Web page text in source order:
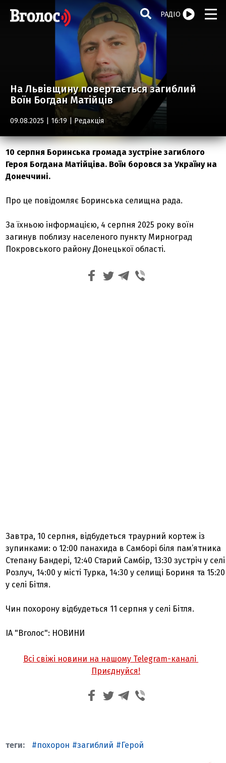
РАДІО
На Львівщину повертається загиблий
Воїн Богдан Матійців
09.08.2025 | 16:19 | Редакція
10 серпня Боринська громада зустріне загиблого
Героя Богдана Матійціва. Воїн боровся за Україну на
Донеччині.
Про це повідомляє Боринська селищна рада.
За їхньою інформацією, 4 серпня 2025 року воїн
загинув поблизу населеного пункту Мирноград
Покровського району Донецької області.
Завтра, 10 серпня, відбудеться траурний кортеж із
зупинками: о 12:00 панахида в Самборі біля пам’ятника
Степану Бандері, 12:40 Старий Самбір, 13:30 зустріч у селі
Розлуч, 14:00 у місті Турка, 14:30 у селищі Бориня та 15:20
у селі Бітля.
Чин похорону відбудеться 11 серпня у селі Бітля.
ІА "Вголос": НОВИНИ
Всі свіжі новини на нашому Telegram-каналі
Приєднуйся!
похорон загиблий Герой